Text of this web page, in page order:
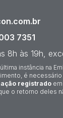
7351
8h às 19h,
instância na
é
registrado
o retorno deles